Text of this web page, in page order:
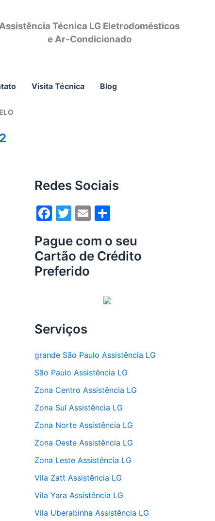
Técnica LG Eletrodomésticos
e Ar-Condicionado
Visita Técnica Blog
Redes Sociais
F
c
e
b
k
T
itt
er
E
ai
l
ar
e
Pague com o seu
Cartão de Crédito
Preferido
Serviços
grande São Paulo Assistência LG
São Paulo Assistência LG
Zona Centro Assistência LG
Zona Sul Assistência LG
Zona Norte Assistência LG
Zona Oeste Assistência LG
Zona Leste Assistência LG
Vila Zatt Assistência LG
Vila Yara Assistência LG
Vila Uberabinha Assistência LG